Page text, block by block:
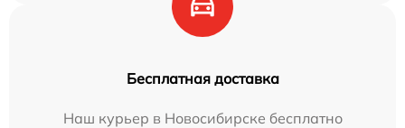
Бесплатная доставка
Наш курьер в Новосибирске бесплатно